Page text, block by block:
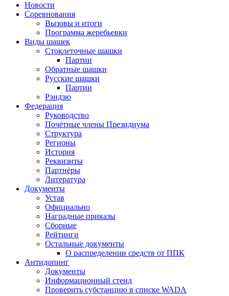
Новости
Соревнования
Вызовы и итоги
Программа жеребьевки
Виды шашек
Стоклеточные шашки
Партии
Обратные шашки
Русские шашки
Партии
Рэндзю
Федерация
Руководство
Почётные члены Президиума
Структура
Регионы
История
Реквизиты
Партнёры
Литература
Документы
Устав
Официально
Наградные приказы
Сборные
Рейтинги
Остальные документы
О распределении средств от ППК
Антидопинг
Документы
Информационный стенд
Проверить субстанцию в списке WADA